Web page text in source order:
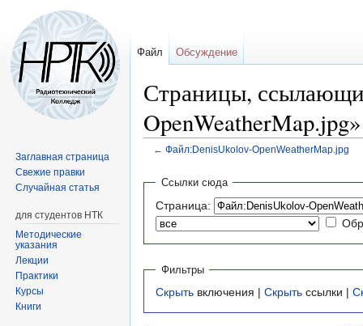
Страницы,
OpenWeatherMap.jpg»
← Файл:DenisUkolov-OpenWeatherMap.jpg
Перейти
навигации
Перейти
поиску
Ссылки сюда
Страница:
Фильтры
Скрыть включения | Скрыть ссылки |
Файл Обсуждение
Заглавная страница
Свежие правки
Случайная статья
для студентов НТК
Методические
указания
Лекции
Практики
Курсы
Книги